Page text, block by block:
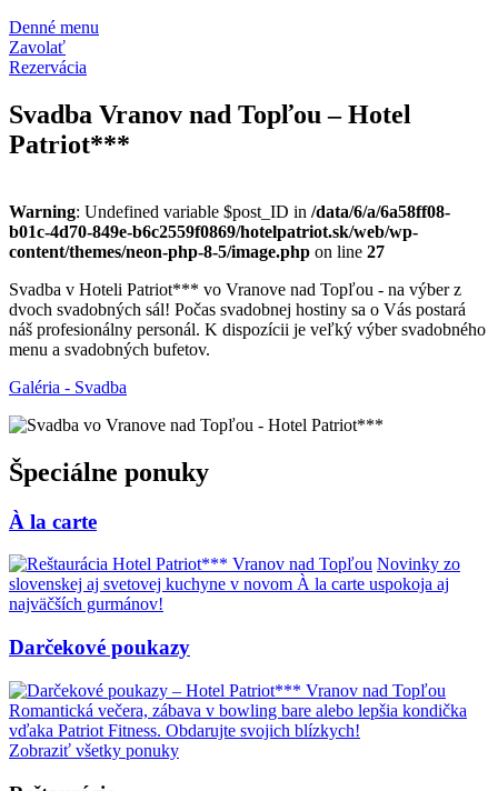
Denné menu
Zavolať
Rezervácia
Svadba Vranov nad Topľou – Hotel
Patriot***
Warning: Undefined variable $post_ID in /data/6/a/6a58ff08-
b01c-4d70-849e-b6c2559f0869/hotelpatriot.sk/web/wp-
content/themes/neon-php-8-5/image.php on line 27
Svadba v Hoteli Patriot*** vo Vranove nad Topľou - na výber z
dvoch svadobných sál! Počas svadobnej hostiny sa o Vás postará
náš profesionálny personál. K dispozícii je veľký výber svadobného
menu a svadobných bufetov.
Galéria - Svadba
Špeciálne ponuky
À la carte
Novinky zo
slovenskej aj svetovej kuchyne v novom À la carte uspokoja aj
najväčších gurmánov!
Darčekové poukazy
Romantická večera, zábava v bowling bare alebo lepšia kondička
vďaka Patriot Fitness. Obdarujte svojich blízkych!
Zobraziť všetky ponuky